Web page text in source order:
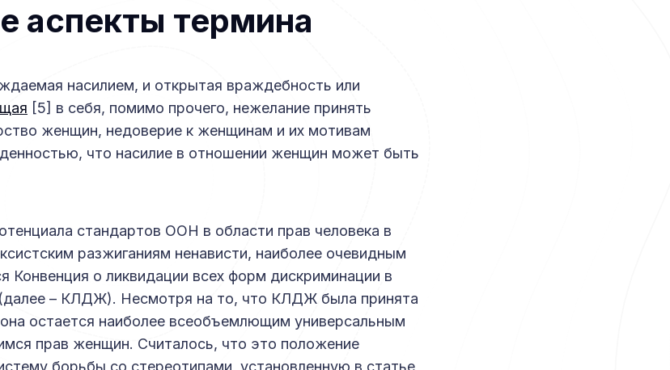
аспекты термина
насилием, и открытая враждебность или
[5] в себя, помимо прочего, нежелание принять
женщин, недоверие к женщинам и их мотивам
что насилие в отношении женщин может быть
стандартов ООН в области прав человека в
разжиганиям ненависти, наиболее очевидным
Конвенция о ликвидации всех форм дискриминации в
– КЛДЖ). Несмотря на то, что КЛДЖ была принята
остается наиболее всеобъемлющим универсальным
прав женщин. Считалось, что это положение